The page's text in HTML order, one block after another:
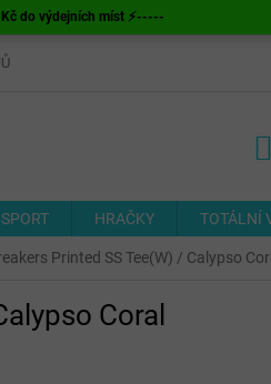
Kč do výdejních míst ⚡-----
SPORT HRAČKY TOTÁLNÍ
Printed SS Tee(W) / Calypso
Coral